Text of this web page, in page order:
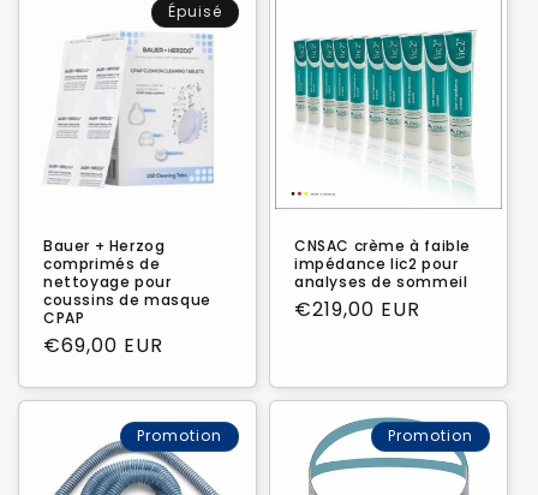
Épuisé
Bauer + Herzog
comprimés de
nettoyage pour
coussins de masque
CPAP
Prix
€69,00 EUR
CNSAC crème à faible
impédance lic2 pour
analyses de sommeil
Prix
€219,00 EUR
Promotion Promotion